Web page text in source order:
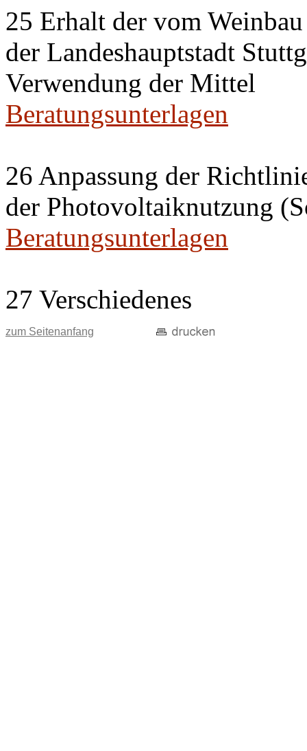
25 Erhalt der vom
der Landeshauptstadt
Verwendung der Mittel
Beratungsunterlagen
26 Anpassung der
der Photovoltaiknutzung
Beratungsunterlagen
27 Verschiedenes
zum Seitenanfang